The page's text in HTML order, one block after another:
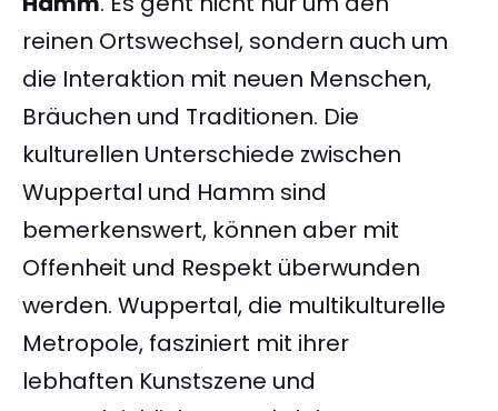
reinen Ortswechsel, sondern auch um
die Interaktion mit neuen Menschen,
Bräuchen und Traditionen. Die
kulturellen Unterschiede zwischen
Wuppertal und Hamm sind
bemerkenswert, können aber mit
Offenheit und Respekt überwunden
werden. Wuppertal, die multikulturelle
Metropole, fasziniert mit ihrer
lebhaften Kunstszene und